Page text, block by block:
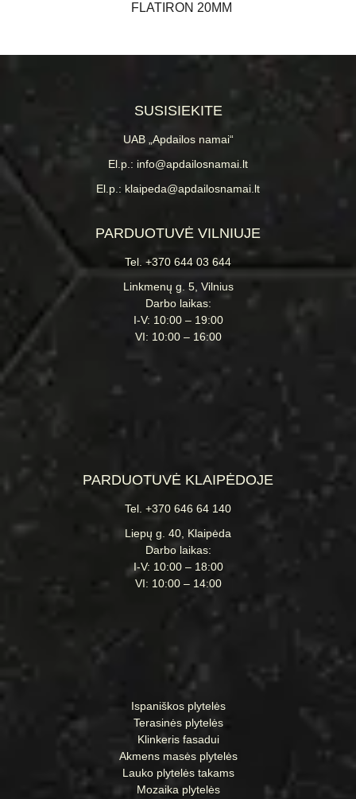
FLATIRON 20MM
SUSISIEKITE
UAB „Apdailos namai“
El.p.: info@apdailosnamai.lt
El.p.: klaipeda@apdailosnamai.lt
PARDUOTUVĖ VILNIUJE
Tel. +370 644 03 644
Linkmenų g. 5, Vilnius
Darbo laikas:
I-V: 10:00 – 19:00
VI: 10:00 – 16:00
PARDUOTUVĖ KLAIPĖDOJE
Tel. +370 646 64 140
Liepų g. 40, Klaipėda
Darbo laikas:
I-V: 10:00 – 18:00
VI: 10:00 – 14:00
Ispaniškos plytelės
Terasinės plytelės
Klinkeris fasadui
Akmens masės plytelės
Lauko plytelės takams
Mozaika plytelės